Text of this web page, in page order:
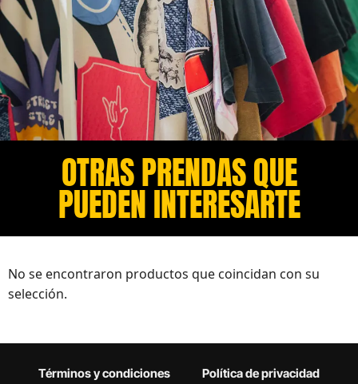
OTRAS PRENDAS QUE
PUEDEN INTERESARTE​
No se encontraron productos que coincidan con su
selección.
Términos y condiciones Política de privacidad